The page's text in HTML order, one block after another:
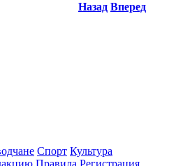
Назад Вперед
Спорт Культура